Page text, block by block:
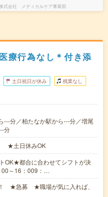
式会社 メディカルケア事業部
療行為なし＊付き添
土日祝日が休み 残業なし
---分／柏たなか駅から---分／増尾
分
★土日休みOK
OK★都合に合わせてシフトが決
00～16：009：…
★急募 ★職場が気に入れば、